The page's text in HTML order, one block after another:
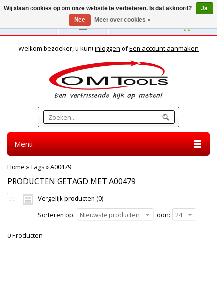
Nederlands
Welkom bezoeker, u kuntInloggen ofEen account aanmaken
Menu
Home »Tags »A00479
PRODUCTEN GETAGD MET A00479
Vergelijk producten (0)
Sorteren op:
Nieuwste producten Toon: 24
0 Producten
Wij slaan cookies op om onze website te verbeteren. Is dat akkoord?
Ja
Nee
Meer over cookies »